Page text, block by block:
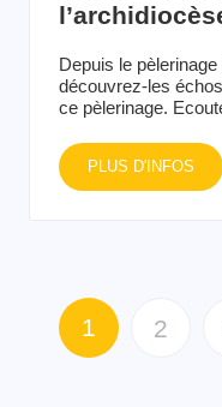
Depuis le
découvrez-les
ce pèlerinage.
PLUS D'INFOS
1 2